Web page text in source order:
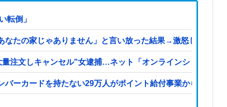
転倒」
なたの家じゃありません」と言い放った結果→激怒したトメ
注文しキャンセル"女逮捕…ネット「オンラインショップを
ーカードを持たない29万人がポイント給付事業から排除さ